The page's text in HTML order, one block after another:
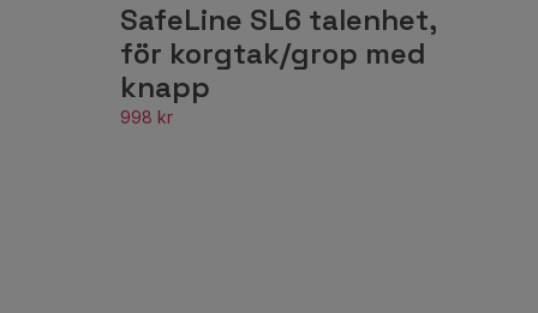
SafeLine SL6 talenhet,
för korgtak/grop med
knapp
998 kr